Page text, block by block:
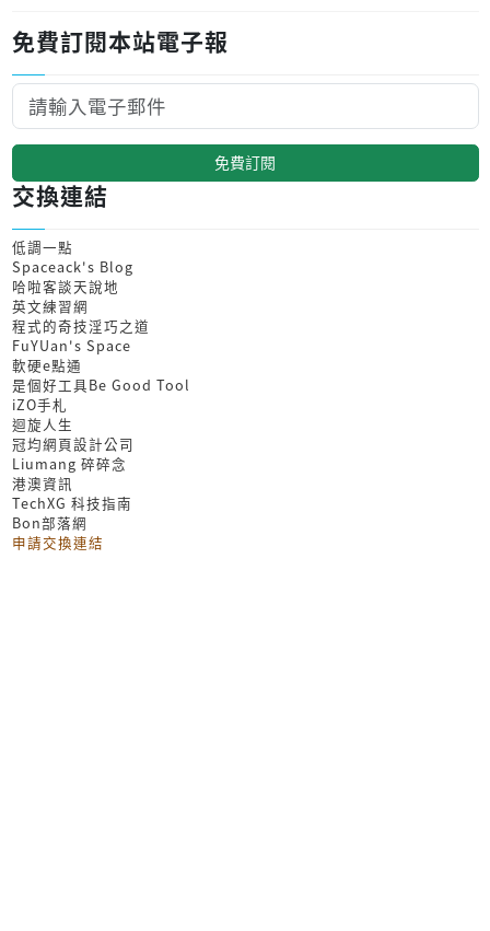
免費訂閱本站電子報
免費訂閱
交換連結
低調一點
Spaceack's Blog
哈啦客談天說地
英文練習網
程式的奇技淫巧之道
FuYUan's Space
軟硬e點通
是個好工具Be Good Tool
iZO手札
迴旋人生
冠均網頁設計公司
Liumang 碎碎念
港澳資訊
TechXG 科技指南
Bon部落網
申請交換連結